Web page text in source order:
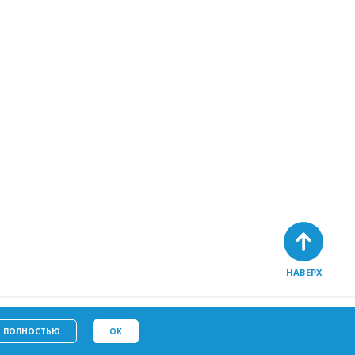
НАВЕРХ
ПОЛНОСТЬЮ OK
Политику в отношении
файлов cookie